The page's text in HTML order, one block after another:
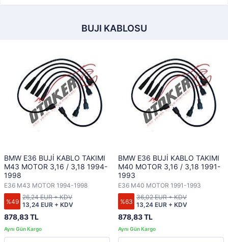
BUJI KABLOSU
BMW E36 BUJİ KABLO TAKIMI
M43 MOTOR 3,16 / 3,18 1994-
1998
E36 M43 MOTOR 1994-1998
%49
878,83 TL
13,24 EUR + KDV
26,24 EUR + KDV
BMW E36 BUJİ KABLO TAKIMI
M40 MOTOR 3,16 / 3,18 1991-
1993
E36 M40 MOTOR 1991-1993
%63
878,83 TL
13,24 EUR + KDV
36,02 EUR + KDV